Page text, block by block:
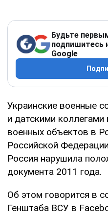
Будьте
подпишитесь
Google
Украинские военные
и датскими
военных объектов в
Российской
Россия нарушила
документа 2011 года.
Об этом говорится в
Генштаба ВСУ в